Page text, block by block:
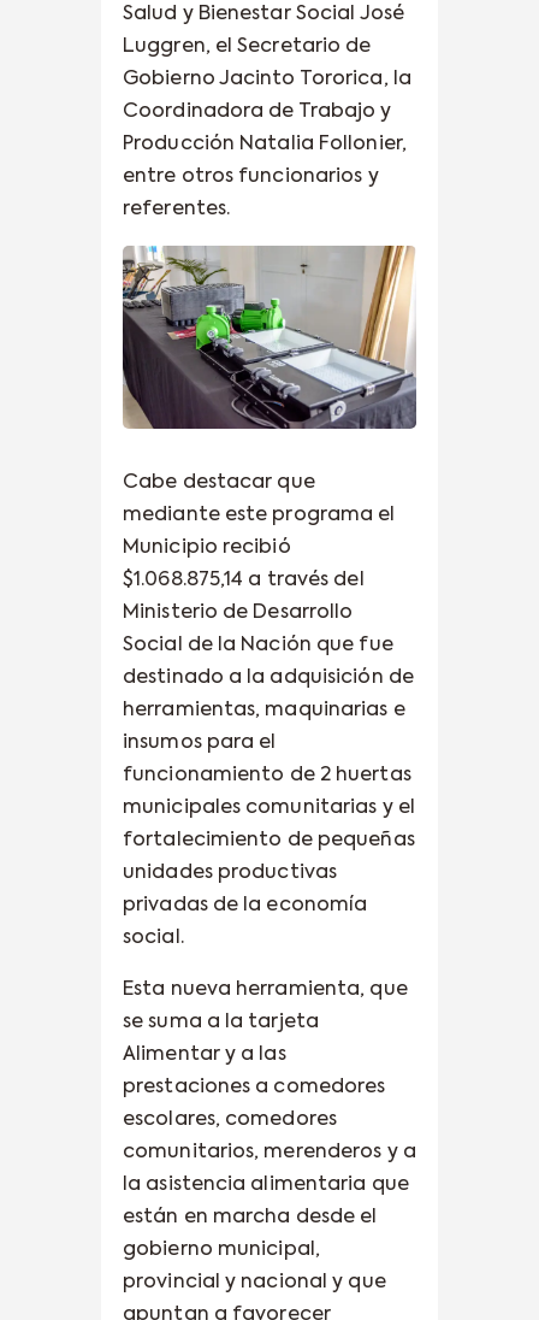
Salud y Bienestar Social José
Luggren, el Secretario de
Gobierno Jacinto Tororica, la
Coordinadora de Trabajo y
Producción Natalia Follonier,
entre otros funcionarios y
referentes.
Cabe destacar que
mediante este programa el
Municipio recibió
$1.068.875,14 a través del
Ministerio de Desarrollo
Social de la Nación que fue
destinado a la adquisición de
herramientas, maquinarias e
insumos para el
funcionamiento de 2 huertas
municipales comunitarias y el
fortalecimiento de pequeñas
unidades productivas
privadas de la economía
social.
Esta nueva herramienta, que
se suma a la tarjeta
Alimentar y a las
prestaciones a comedores
escolares, comedores
comunitarios, merenderos y a
la asistencia alimentaria que
están en marcha desde el
gobierno municipal,
provincial y nacional y que
apuntan a favorecer